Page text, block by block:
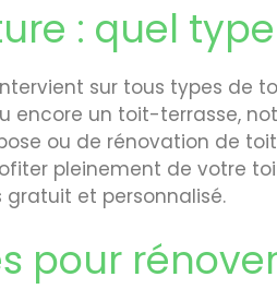
: quel
sur tous types de
encore un toit-terrasse,
ou de rénovation de
pleinement de votre
gratuit et personnalisé.
pour